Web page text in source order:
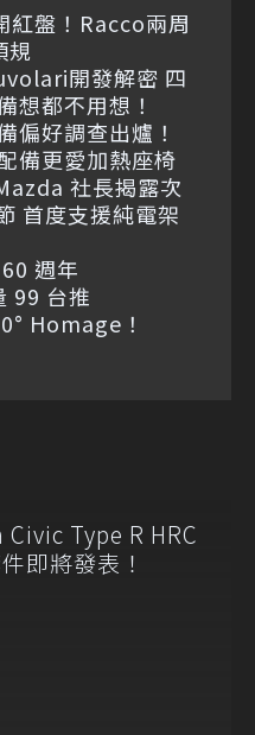
紅盤！Racco兩周
規
開發解密 四
想都不用想！
偏好調查出爐！
備更愛加熱座椅
社長揭露次
首度支援純電架
週年
99 台推
Homage！
Civic Type R HRC
即將發表！